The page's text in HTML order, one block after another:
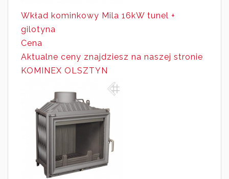
Wkład kominkowy Mila 16kW tunel +
gilotyna
Cena
Aktualne ceny znajdziesz na naszej stronie
KOMINEX OLSZTYN